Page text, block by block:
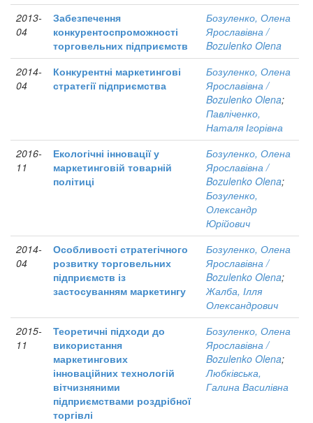
2013-
04
Забезпечення
конкурентоспроможності
торговельних підприємств
Бозуленко, Олена
Ярославівна /
Bozulenko Olena
2014-
04
Конкурентні маркетингові
стратегії підприємства
Бозуленко, Олена
Ярославівна /
Bozulenko Olena;
Павліченко,
Наталя Ігорівна
2016-
11
Екологічні інновації у
маркетинговій товарній
політиці
Бозуленко, Олена
Ярославівна /
Bozulenko Olena;
Бозуленко,
Олександр
Юрійович
2014-
04
Особливості стратегічного
розвитку торговельних
підприємств із
застосуванням маркетингу
Бозуленко, Олена
Ярославівна /
Bozulenko Olena;
Жалба, Ілля
Олександрович
2015-
11
Теоретичні підходи до
використання
маркетингових
інноваційних технологій
вітчизняними
підприємствами роздрібної
торгівлі
Бозуленко, Олена
Ярославівна /
Bozulenko Olena;
Любківська,
Галина Василівна